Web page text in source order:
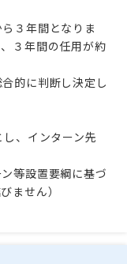
３年間となりま
３年間の任用が約
的に判断し決定し
、インターン先
等設置要綱に基づ
ません）